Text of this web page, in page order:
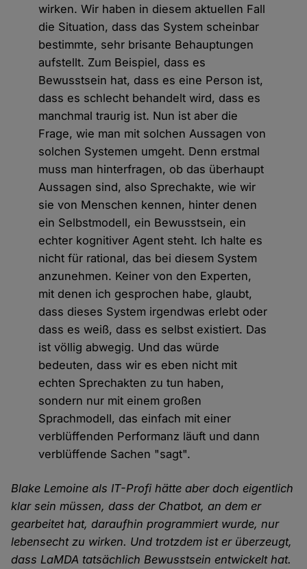
wirken. Wir haben in diesem aktuellen Fall
die Situation, dass das System scheinbar
bestimmte, sehr brisante Behauptungen
aufstellt. Zum Beispiel, dass es
Bewusstsein hat, dass es eine Person ist,
dass es schlecht behandelt wird, dass es
manchmal traurig ist. Nun ist aber die
Frage, wie man mit solchen Aussagen von
solchen Systemen umgeht. Denn erstmal
muss man hinterfragen, ob das überhaupt
Aussagen sind, also Sprechakte, wie wir
sie von Menschen kennen, hinter denen
ein Selbstmodell, ein Bewusstsein, ein
echter kognitiver Agent steht. Ich halte es
nicht für rational, das bei diesem System
anzunehmen. Keiner von den Experten,
mit denen ich gesprochen habe, glaubt,
dass dieses System irgendwas erlebt oder
dass es weiß, dass es selbst existiert. Das
ist völlig abwegig. Und das würde
bedeuten, dass wir es eben nicht mit
echten Sprechakten zu tun haben,
sondern nur mit einem großen
Sprachmodell, das einfach mit einer
verblüffenden Performanz läuft und dann
verblüffende Sachen "sagt".
Blake Lemoine als IT-Profi hätte aber doch eigentlich
klar sein müssen, dass der Chatbot, an dem er
gearbeitet hat, daraufhin programmiert wurde, nur
lebensecht zu wirken. Und trotzdem ist er überzeugt,
dass LaMDA tatsächlich Bewusstsein entwickelt hat.